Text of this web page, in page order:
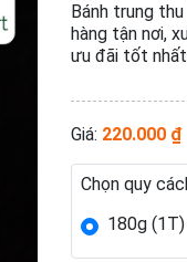
Bánh trung
hàng tận nơi,
ưu đãi tốt
Giá: 220.000 ₫
Chọn quy
180g